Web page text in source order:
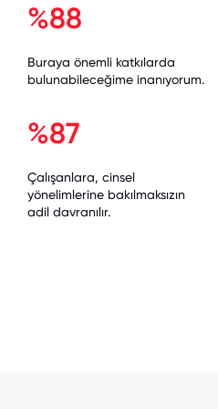
%88
Buraya önemli katkılarda
bulunabileceğime inanıyorum.
%87
Çalışanlara, cinsel
yönelimlerine bakılmaksızın
adil davranılır.